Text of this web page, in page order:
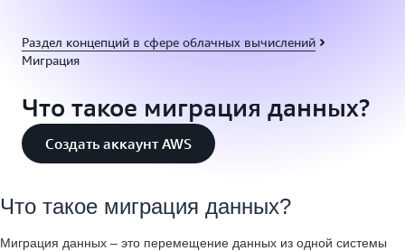
Раздел концепций в сфере облачных вычислений
Миграция
Что такое миграция данных?
Создать аккаунт AWS
Что такое миграция данных?
Миграция данных – это перемещение данных из одной системы